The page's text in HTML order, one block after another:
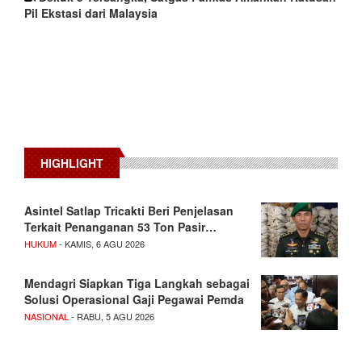
Pil Ekstasi dari Malaysia
HIGHLIGHT
Asintel Satlap Tricakti Beri Penjelasan
Terkait Penanganan 53 Ton Pasir…
HUKUM- KAMIS, 6 AGU 2026
Mendagri Siapkan Tiga Langkah sebagai
Solusi Operasional Gaji Pegawai Pemda
NASIONAL - RABU, 5 AGU 2026